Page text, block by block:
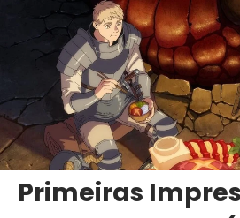
Primeiras